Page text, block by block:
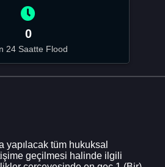
0
24 Saatte Flood
yapılacak tüm hukuksal
geçilmesi halinde ilgili